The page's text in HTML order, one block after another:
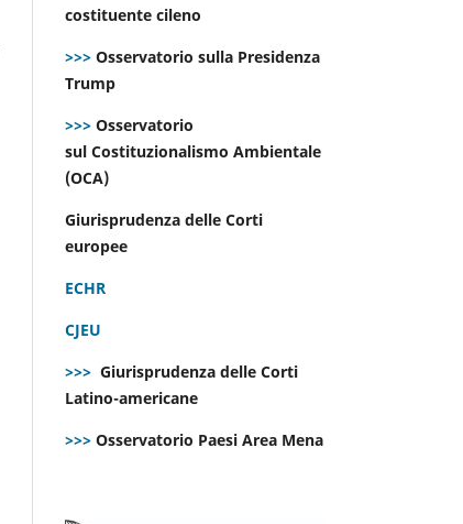
costituente cileno
>>> Osservatorio sulla Presidenza
Trump
>>> Osservatorio
sul Costituzionalismo Ambientale
(OCA)
Giurisprudenza delle Corti
europee
ECHR
CJEU
>>> Giurisprudenza delle Corti
Latino-americane
>>> Osservatorio Paesi Area Mena